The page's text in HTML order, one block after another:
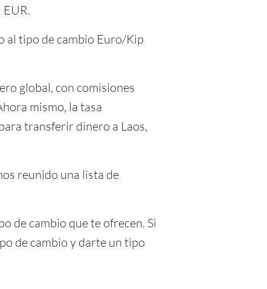
al tipo de cambio Euro/Kip
global, con comisiones
mismo, la tasa
transferir dinero a Laos,
reunido una lista de
de cambio que te ofrecen. Si
de cambio y darte un tipo